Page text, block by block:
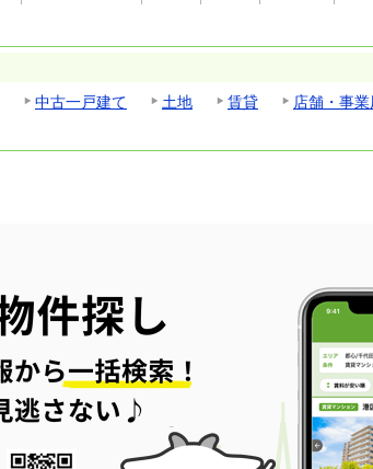
中古一戸建て 土地 賃貸
店舗・事業